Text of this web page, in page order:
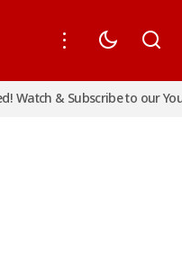
& Subscribe to our